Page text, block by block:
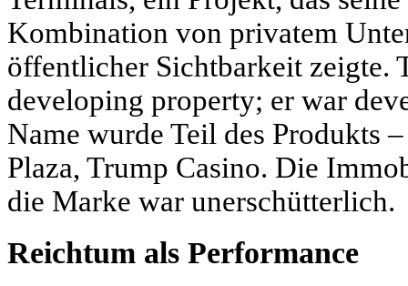
Kombination von privatem
öffentlicher Sichtbarkeit zeigte.
developing property; er war
Name wurde Teil des Produkts
Plaza, Trump Casino. Die
die Marke war unerschütterlich.
Reichtum als Performance